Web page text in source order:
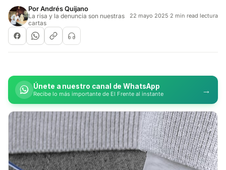
PorAndrés Quijano
La risa y la denuncia son nuestras
cartas
22 mayo 2025·2 min read lectura
Únete a nuestro canal de WhatsApp
Recibe lo más importante de El Frente al instante →